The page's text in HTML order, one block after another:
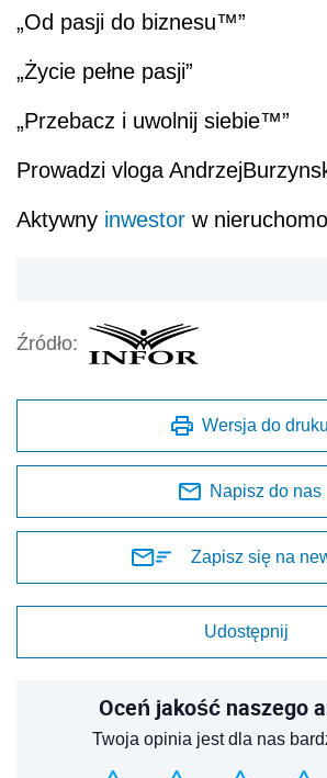
„Od pasji do biznesu™”
„Życie pełne pasji”
„Przebacz i uwolnij siebie™”
Prowadzi vloga
Aktywny inwestor w
Źródło:
Wersja do druku
Napisz do nas
Zapisz się na
Udostępnij
Oceń jakość naszego
Twoja opinia jest dla nas